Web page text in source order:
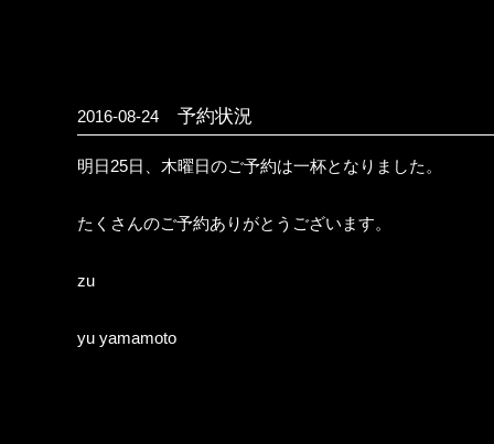
2016-08-24 予約状況
明日25日、木曜日のご予約は一杯となりました。
たくさんのご予約ありがとうございます。
zu
yu yamamoto